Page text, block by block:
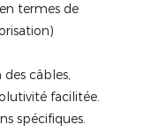
termes de
câbles,
facilitée.
spécifiques.